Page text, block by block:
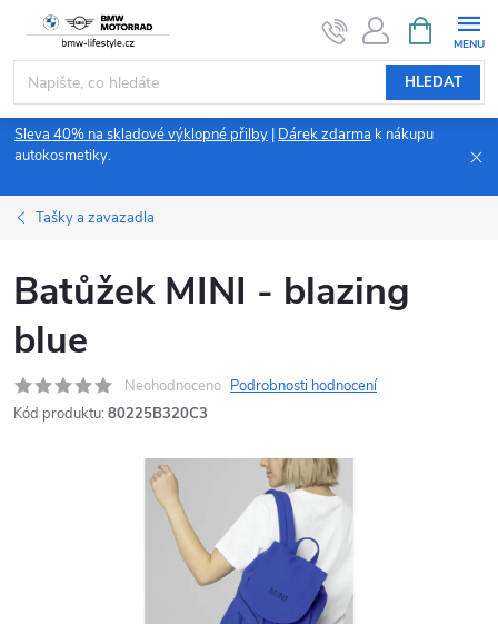
obsah
HLEDAT
NÁKUPNÍ
KOŠÍK
Sleva 40% na skladové výklopné přilby Dárek zdarma k nákupu
autokosmetiky.
Tašky a zavazadla
Batůžek MINI - blazing
blue
Neohodnoceno Podrobnosti hodnocení
Kód produktu: 80225B320C3